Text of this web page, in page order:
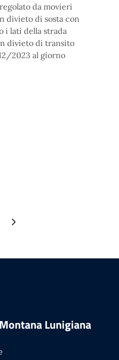
da movieri
divieto di sosta con
i lati della strada
divieto di transito
2023 al giorno
successiva
Lunigiana